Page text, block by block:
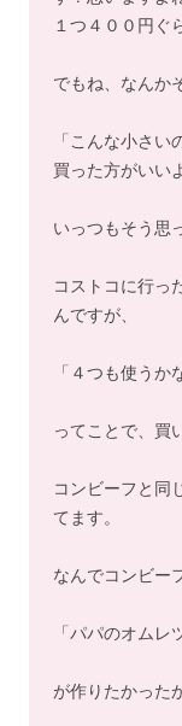
１つ４００円ぐ
でもね、なんか
「こんな小さ
買った方がいい
いっつもそう思
コストコに行っ
んですが、
「４つも使うか
ってことで、買
コンビーフと同
てます。
なんでコンビー
「パパのオムレ
が作りたかった